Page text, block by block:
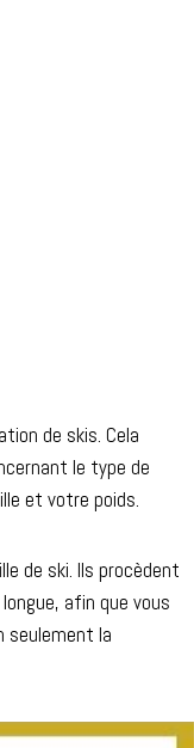
de skis. Cela
le type de
et votre poids.
de ski. Ils procèdent
afin que vous
seulement la